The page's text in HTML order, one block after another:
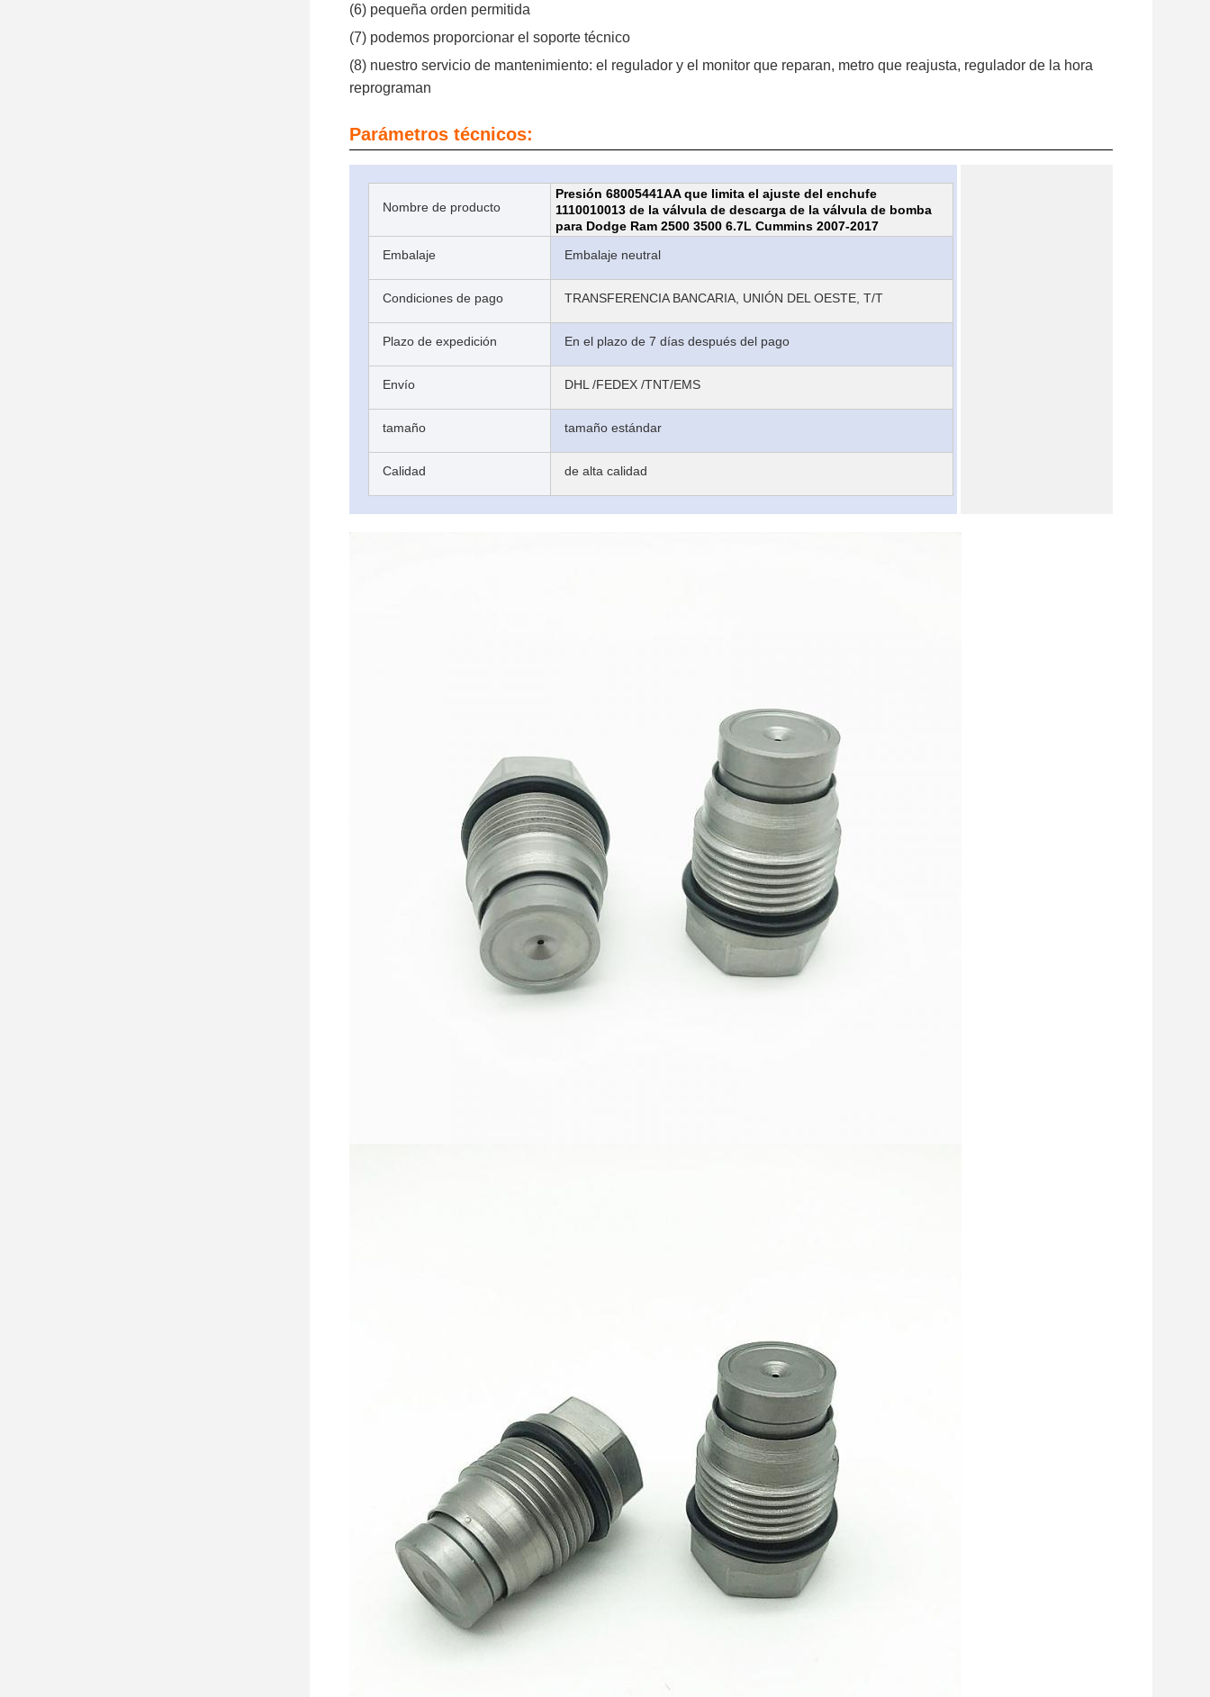
(6) pequeña orden permitida
(7) podemos proporcionar el soporte técnico
(8) nuestro servicio de mantenimiento: el regulador y el monitor que reparan, metro que reajusta, regulador de la hora
reprograman
Parámetros técnicos:
Nombre de producto
Presión 68005441AA que limita el ajuste del enchufe
1110010013 de la válvula de descarga de la válvula de bomba
para Dodge Ram 2500 3500 6.7L Cummins 2007-2017
Embalaje
Embalaje neutral
Condiciones de pago TRANSFERENCIA BANCARIA, UNIÓN DEL OESTE, T/T
Plazo de expedición En el plazo de 7 días después del pago
Envío DHL /FEDEX /TNT/EMS
tamaño tamaño estándar
Calidad de alta calidad